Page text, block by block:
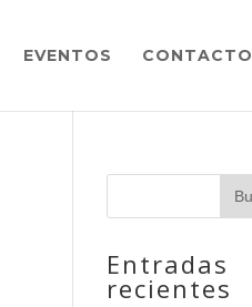
EVENTOS CONTACTO
Entradas
recientes